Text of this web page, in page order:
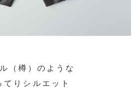
（樽）のような
てりシルエット